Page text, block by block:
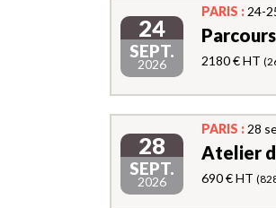
24
SEPT.
2026
PARIS : 24-
2180 € HT
28
SEPT.
2026
PARIS : 28
Atelier
690 € HT